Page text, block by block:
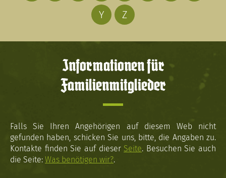
Y
Z
Informationen für
Familienmitglieder
Falls Sie Ihren Angehörigen auf diesem Web nicht
gefunden haben, schicken Sie uns, bitte, die Angaben zu.
Kontakte finden Sie auf dieser Seite. Besuchen Sie auch
die Seite: Was benötigen wir?.